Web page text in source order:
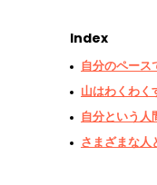
Index
自分のペース
山はわくわく
自分という人
さまざまな人